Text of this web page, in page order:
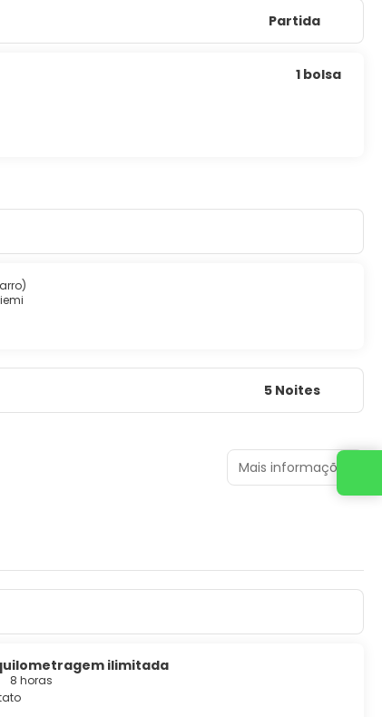
Partida
1 bolsa
5 Noites
Mais informações
ilimitada
8 horas
Entre em contato conosco